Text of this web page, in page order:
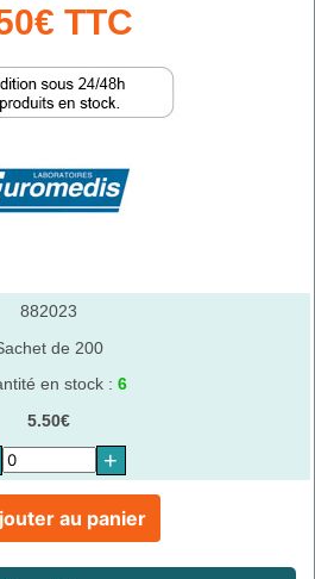
TTC
882023
de 200
en stock : 6
5.50€
+
au panier